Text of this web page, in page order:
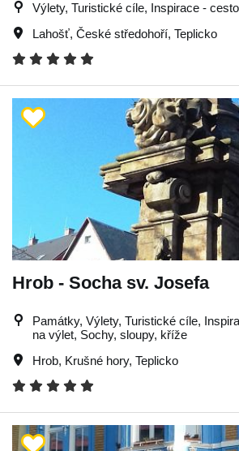
Výlety, Turistické cíle, Inspirace -
Lahošť, České středohoří, Teplicko
Hrob - Socha sv. Josefa
Památky, Výlety, Turistické cíle,
na výlet, Sochy, sloupy, kříže
Hrob, Krušné hory, Teplicko